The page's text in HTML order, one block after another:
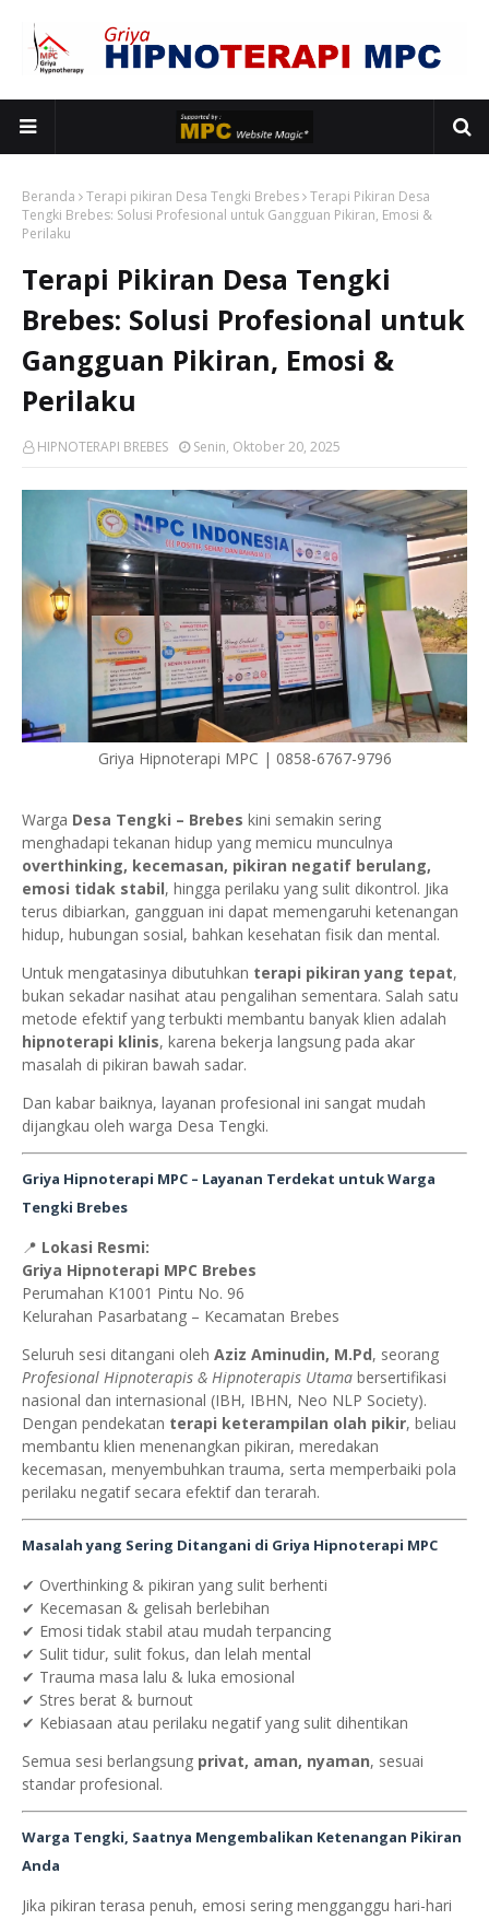
Beranda Terapi pikiran Desa Tengki Brebes Terapi Pikiran Desa
Tengki Brebes: Solusi Profesional untuk Gangguan Pikiran, Emosi &
Perilaku
Terapi Pikiran Desa Tengki
Brebes: Solusi Profesional untuk
Gangguan Pikiran, Emosi &
Perilaku
HIPNOTERAPI BREBES Senin, Oktober 20, 2025
Griya Hipnoterapi MPC | 0858-6767-9796
Warga Desa Tengki – Brebes kini semakin sering
menghadapi tekanan hidup yang memicu munculnya
overthinking, kecemasan, pikiran negatif berulang,
emosi tidak stabil, hingga perilaku yang sulit dikontrol. Jika
terus dibiarkan, gangguan ini dapat memengaruhi ketenangan
hidup, hubungan sosial, bahkan kesehatan fisik dan mental.
Untuk mengatasinya dibutuhkan terapi pikiran yang tepat,
bukan sekadar nasihat atau pengalihan sementara. Salah satu
metode efektif yang terbukti membantu banyak klien adalah
hipnoterapi klinis, karena bekerja langsung pada akar
masalah di pikiran bawah sadar.
Dan kabar baiknya, layanan profesional ini sangat mudah
dijangkau oleh warga Desa Tengki.
Griya Hipnoterapi MPC – Layanan Terdekat untuk Warga
Tengki Brebes
📍 Lokasi Resmi:
Griya Hipnoterapi MPC Brebes
Perumahan K1001 Pintu No. 96
Kelurahan Pasarbatang – Kecamatan Brebes
Seluruh sesi ditangani oleh Aziz Aminudin, M.Pd, seorang
Profesional Hipnoterapis & Hipnoterapis Utama bersertifikasi
nasional dan internasional (IBH, IBHN, Neo NLP Society).
Dengan pendekatan terapi keterampilan olah pikir, beliau
membantu klien menenangkan pikiran, meredakan
kecemasan, menyembuhkan trauma, serta memperbaiki pola
perilaku negatif secara efektif dan terarah.
Masalah yang Sering Ditangani di Griya Hipnoterapi MPC
✔ Overthinking & pikiran yang sulit berhenti
✔ Kecemasan & gelisah berlebihan
✔ Emosi tidak stabil atau mudah terpancing
✔ Sulit tidur, sulit fokus, dan lelah mental
✔ Trauma masa lalu & luka emosional
✔ Stres berat & burnout
✔ Kebiasaan atau perilaku negatif yang sulit dihentikan
Semua sesi berlangsung privat, aman, nyaman, sesuai
standar profesional.
Warga Tengki, Saatnya Mengembalikan Ketenangan Pikiran
Anda
Jika pikiran terasa penuh, emosi sering mengganggu hari-hari